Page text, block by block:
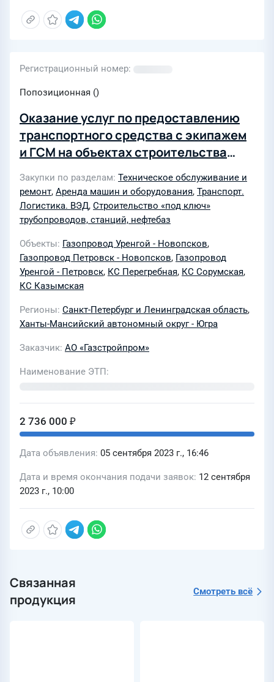
труб. Перегребненское ЛПУМГ) для
Регистрационный номер
Попозиционная ()
Оказание услуг по предоставлению
транспортного средства с экипажем
и ГСМ на объектах строительства
(Капитальный ремонт МГ Уренгой-
Новопсков (лупинг), Ду1400, инв.
№000182, ремонтируемый участок км
515-551 (эксплуатационный км 515-
551). Сплошная замена труб.
Сорумское ЛПУМГ; Капитальный
ремонт МГ Уренгой-Новопсков, инв.
№000183, Ду1400, ремонтируемый
участок км 645,244 - 681,802
(эксплуатационный км 647,7-685).
Сплошная замена труб. Казымское
ЛПУМГ; Капитальный ремонт МГ
лупинг Новопсков/Петровск, инв.
труб. Казымское ЛПУМГ; Капитальный
Ду1400, ремонтируемый участок
714,790-730,450 (эксплуатационный
км 718-734), инв.№000183. Замена
труб. Перегребненское ЛПУМГ) для
перевозки пассажиров для нужд ООО
Закупки по разделам Техническое обслуживание и
ремонт, Аренда машин и оборудования, Транспорт.
Логистика. ВЭД, Строительство «под ключ»
трубопроводов, станций, нефтебаз
Объекты Газопровод Уренгой - Новопсков,
Газопровод Петровск - Новопсков, Газопровод
Уренгой - Петровск, КС Перегребная, КС Сорумская,
КС Казымская
Регионы Санкт-Петербург и Ленинградская область,
Ханты-Мансийский автономный округ - Югра
Заказчик АО «Газстройпром»
Наименование ЭТП
2 736 000 ₽
Дата объявления 05 сентября 2023 г., 16:46
Дата и время окончания подачи заявок 12 сентября
2023 г., 10:00
Связанная
продукция
Смотреть всё